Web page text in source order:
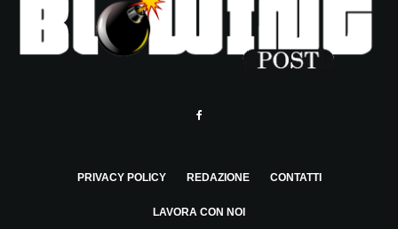
PRIVACY POLICY REDAZIONE CONTATTI
LAVORA CON NOI